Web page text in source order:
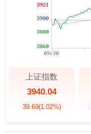
上证指数
3940.04
39.69(1.02%)